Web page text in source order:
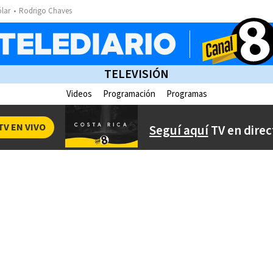
Rodrigo Chaves
TELEVISIÓN
Videos Programación Programas
Seguí aquíTV en
EN VIVO